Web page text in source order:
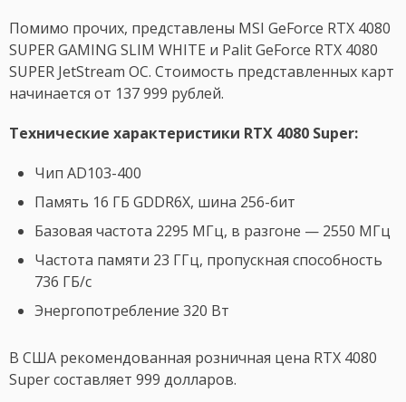
Помимо прочих, представлены MSI GeForce RTX 4080
SUPER GAMING SLIM WHITE и Palit GeForce RTX 4080
SUPER JetStream OC. Стоимость представленных карт
начинается от 137 999 рублей.
Технические характеристики RTX 4080 Super:
Чип AD103-400
Память 16 ГБ GDDR6X, шина 256-бит
Базовая частота 2295 МГц, в разгоне — 2550 МГц
Частота памяти 23 ГГц, пропускная способность
736 ГБ/с
Энергопотребление 320 Вт
В США рекомендованная розничная цена RTX 4080
Super составляет 999 долларов.